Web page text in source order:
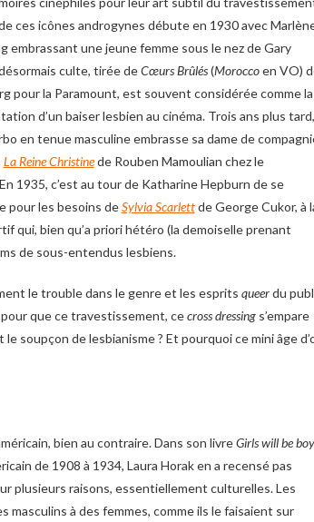
ces icônes androgynes débute en 1930 avec
embrassant une jeune femme sous le nez de Gary
culte, tirée deCœurs Brûlés(Moroccoen VO)
pour la Paramount, est souvent considérée comme la
d’un baiser lesbien au cinéma. Trois ans plus tard,
en tenue masculine embrasse sa dame de
La Reine Christinede Rouben Mamoulian chez le
1935, c’est au tour de Katharine Hepburn de se
pour les besoins deSylvia Scarlettde George Cukor, à
qui, bien qu’a priori hétéro (la demoiselle prenant
de sous-entendus lesbiens.
le trouble dans le genre et les esprits queerdu
que ce travestissement, cecross dressing s’empare
soupçon de lesbianisme ? Et pourquoi ce mini âge
bien au contraire. Dans son livreGirls will be
de 1908 à 1934, Laura Horak en a recensé pas
plusieurs raisons, essentiellement culturelles. Les
à des femmes, comme ils le faisaient sur